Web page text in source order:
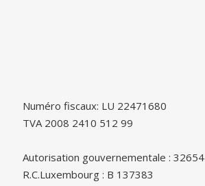
Numéro fiscaux: LU 22471680
TVA 2008 2410 512 99
Autorisation gouvernementale : 32654
R.C.Luxembourg : B 137383